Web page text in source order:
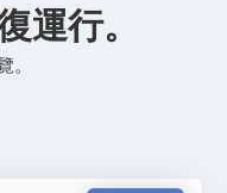
運行。